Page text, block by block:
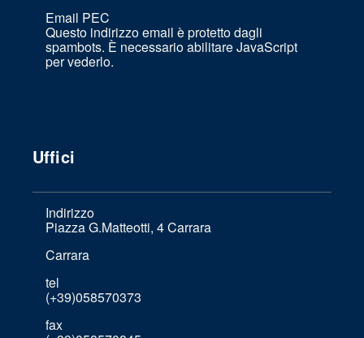
Email PEC
Questo indirizzo email è protetto dagli
spambots. È necessario abilitare JavaScript
per vederlo.
Uffici
Indirizzo
Piazza G.Matteotti, 4 Carrara
Carrara
tel
(+39)058570373
fax